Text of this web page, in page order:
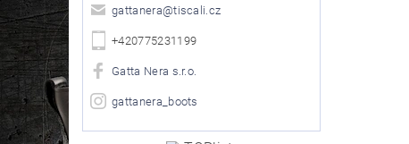
gattanera@tiscali.cz
+420775231199
Gatta Nera s.r.o.
gattanera_boots